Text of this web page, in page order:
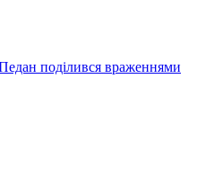
поділився враженнями